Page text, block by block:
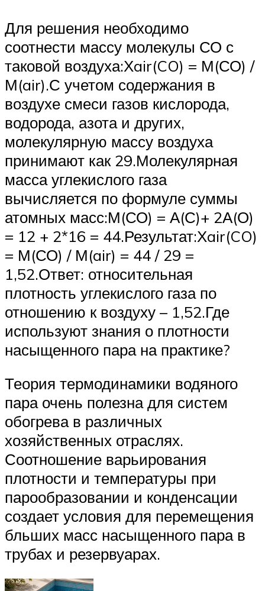
Для решения необходимо
соотнести массу молекулы СО с
таковой воздуха:Хair(CO) = М(СО) /
М(air).С учетом содержания в
воздухе смеси газов кислорода,
водорода, азота и других,
молекулярную массу воздуха
принимают как 29.Молекулярная
масса углекислого газа
вычисляется по формуле суммы
атомных масс:М(СО) = А(С)+ 2А(О)
= 12 + 2*16 = 44.Результат:Хair(CO)
= М(СО) / М(air) = 44 / 29 =
1,52.Ответ: относительная
плотность углекислого газа по
отношению к воздуху – 1,52.Где
используют знания о плотности
насыщенного пара на практике?
Теория термодинамики водяного
пара очень полезна для систем
обогрева в различных
хозяйственных отраслях.
Соотношение варьирования
плотности и температуры при
парообразовании и конденсации
создает условия для перемещения
бльших масс насыщенного пара в
трубах и резервуарах.